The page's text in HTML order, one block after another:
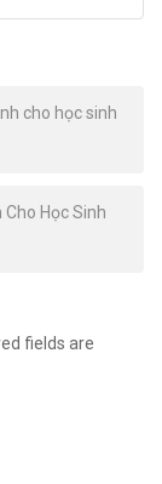
cho học sinh
Cho Học Sinh
fields are